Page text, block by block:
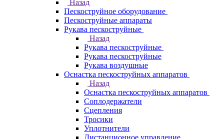
Назад
Пескоструйное оборудование
Пескоструйные аппараты
Рукава пескоструйные
Назад
Рукава пескоструйные
Рукава пескоструйные
Рукава воздушные
Оснастка пескоструйных аппаратов
Назад
Оснастка пескоструйных аппаратов
Соплодержатели
Сцепления
Тросики
Уплотнители
Дистанционное управление